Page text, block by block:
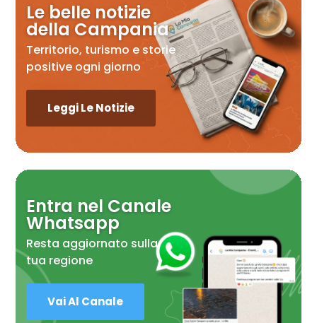
Le belle notizie
della Campania
Territorio, turismo e storie
positive ogni giorno
Leggi Le Notizie
Entra nel Canale
Whatsapp
Resta aggiornato sulla
tua regione
Vai Al Canale